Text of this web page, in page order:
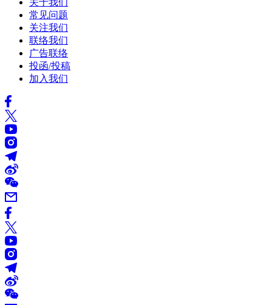
关于我们
常见问题
关注我们
联络我们
广告联络
投函/投稿
加入我们